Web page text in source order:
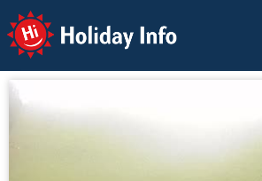
Holiday Info